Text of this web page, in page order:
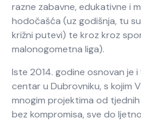
razne zabavne, edukativne i
hodočašća (uz godišnja, tu
križni putevi) te kroz kroz
malonogometna liga).
Iste 2014. godine osnovan je
centar u Dubrovniku, s kojim
mnogim projektima od
bez kompromisa, sve do